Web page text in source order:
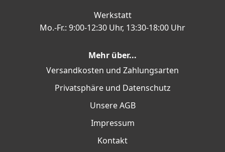
Werkstatt
Mo.-Fr.: 9:00-12:30 Uhr, 13:30-18:00 Uhr
Mehr über...
Versandkosten und Zahlungsarten
Privatsphäre und Datenschutz
Unsere AGB
Impressum
Kontakt